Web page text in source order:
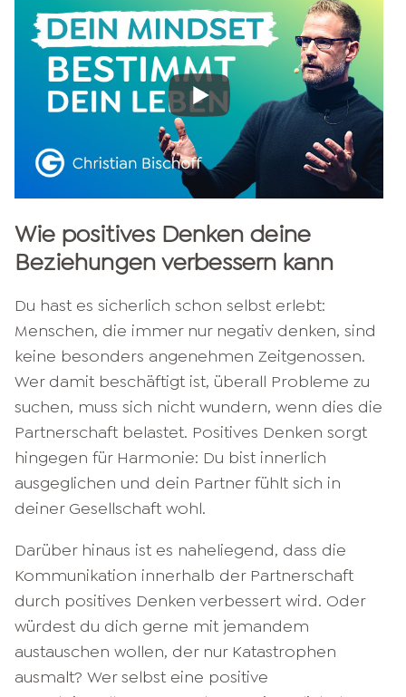
Wie positives Denken deine
Beziehungen verbessern kann
Du hast es sicherlich schon selbst erlebt:
Menschen, die immer nur negativ denken, sind
keine besonders angenehmen Zeitgenossen.
Wer damit beschäftigt ist, überall Probleme zu
suchen, muss sich nicht wundern, wenn dies die
Partnerschaft belastet. Positives Denken sorgt
hingegen für Harmonie: Du bist innerlich
ausgeglichen und dein Partner fühlt sich in
deiner Gesellschaft wohl.
Darüber hinaus ist es naheliegend, dass die
Kommunikation innerhalb der Partnerschaft
durch positives Denken verbessert wird. Oder
würdest du dich gerne mit jemandem
austauschen wollen, der nur Katastrophen
ausmalt? Wer selbst eine positive